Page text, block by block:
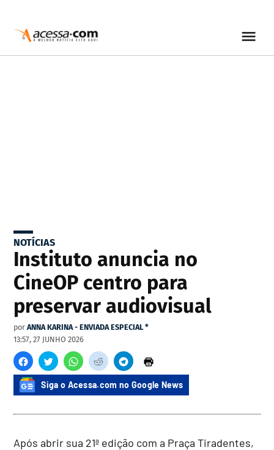
NOTÍCIAS
Instituto anuncia no
CineOP centro para
preservar audiovisual
por ANNA KARINA - ENVIADA ESPECIAL *
13:57, 27 JUNHO 2026
Siga o Acessa.com no Google News
Após abrir sua 21ª edição com a Praça Tiradentes,